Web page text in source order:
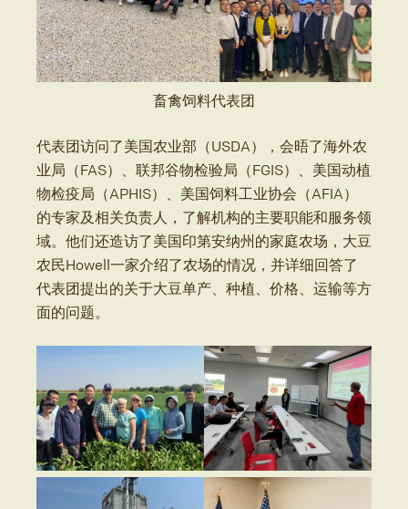
畜禽饲料代表团
代表团访问了美国农业部（USDA），会晤了海外农
业局（FAS）、联邦谷物检验局（FGIS）、美国动植
物检疫局（APHIS）、美国饲料工业协会（AFIA）
的专家及相关负责人，了解机构的主要职能和服务领
域。他们还造访了美国印第安纳州的家庭农场，大豆
农民Howell一家介绍了农场的情况，并详细回答了
代表团提出的关于大豆单产、种植、价格、运输等方
面的问题。